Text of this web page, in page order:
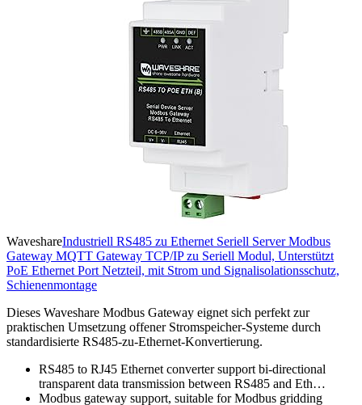
WaveshareIndustriell RS485 zu Ethernet Seriell Server Modbus
Gateway MQTT Gateway TCP/IP zu Seriell Modul, Unterstützt
PoE Ethernet Port Netzteil, mit Strom und Signalisolationsschutz,
Schienenmontage
Dieses Waveshare Modbus Gateway eignet sich perfekt zur
praktischen Umsetzung offener Stromspeicher-Systeme durch
standardisierte RS485-zu-Ethernet-Konvertierung.
RS485 to RJ45 Ethernet converter support bi-directional
transparent data transmission between RS485 and Eth…
Modbus gateway support, suitable for Modbus gridding